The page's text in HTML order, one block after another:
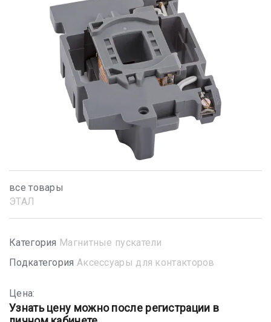
все товары
ЭТАЛ
Категория Магнитные пускатели
Подкатегория Аксессуары для контакторов
Цена:
Узнать цену можно после регистрации в